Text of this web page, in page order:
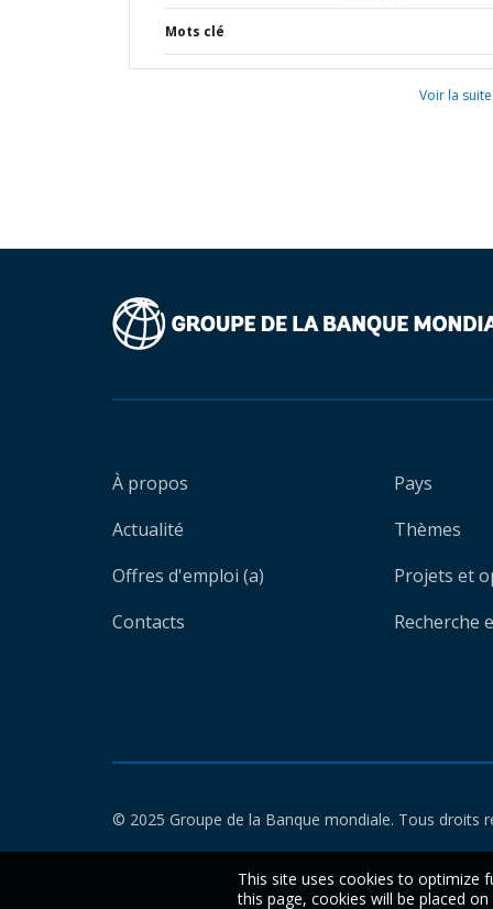
Mots clé
Voir la suite
À propos
Actualité
Offres d'emploi (a)
Contacts
Pays
Thèmes
Projets et
Recherche
© 2025 Groupe de la Banque mondiale. Tous droits
This site uses cookies to optimize
this page, cookies will be placed